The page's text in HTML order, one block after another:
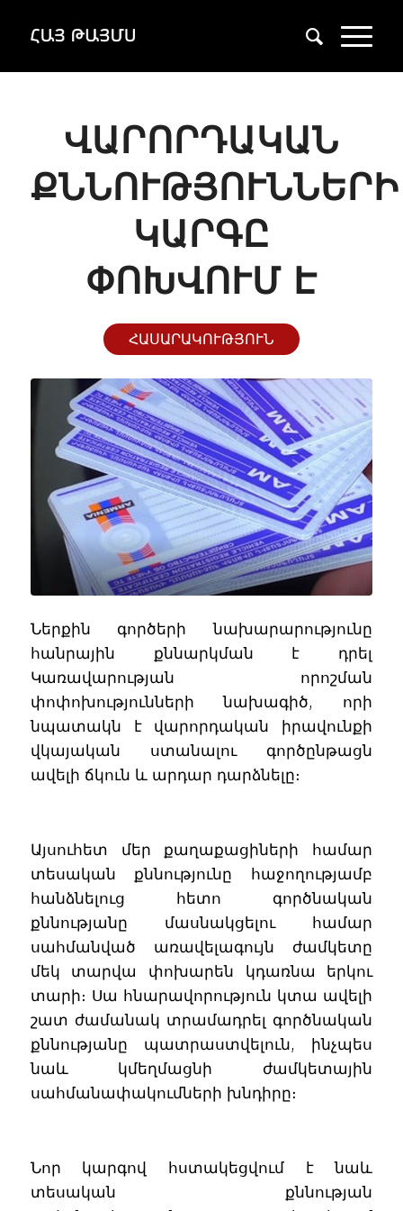
ՎԱՐՈՐԴԱԿԱՆ
ՔՆՆՈՒԹՅՈՒՆՆԵՐԻ
ԿԱՐԳԸ
ՓՈԽՎՈՒՄ Է
ՀԱՍԱՐԱԿՈՒԹՅՈՒՆ
Ներքին գործերի նախարարությունը
հանրային քննարկման է դրել
Կառավարության որոշման
փոփոխությունների նախագիծ, որի
նպատակն է վարորդական իրավունքի
վկայական ստանալու գործընթացն
ավելի ճկուն և արդար դարձնելը։
Այսուհետ մեր քաղաքացիների համար
տեսական քննությունը հաջողությամբ
հանձնելուց հետո գործնական
քննությանը մասնակցելու համար
սահմանված առավելագույն ժամկետը
մեկ տարվա փոխարեն կդառնա երկու
տարի։ Սա հնարավորություն կտա ավելի
շատ ժամանակ տրամադրել գործնական
քննությանը պատրաստվելուն, ինչպես
նաև կմեղմացնի ժամկետային
սահմանափակումների խնդիրը։
Նոր կարգով հստակեցվում է նաև
տեսական քննության